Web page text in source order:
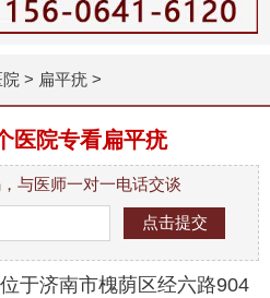
> 扁平疣>
医院专看扁平疣
与医师一对一电话交谈
于济南市槐荫区经六路904